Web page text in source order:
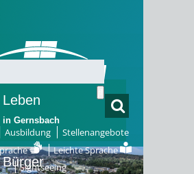
Ausbildung
Stellenangebote
Leichte Sprache
Sightseeing
Leben
in Gernsbach
Bürger